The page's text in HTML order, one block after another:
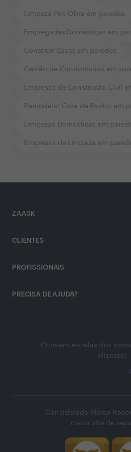
Limpeza Pós-Obra em paredes
Empregadas Domésticas em
Construir Casas em paredes
Gestão de Condomínios em
Empresas de Construção Civil
Remodelar Casa de Banho em
Limpezas Domésticas em
Empresas de Limpeza em
ZAASK
CLIENTES
PROFISSIONAIS
PRECISA DE AJUDA?
Chovem estrelas dos
clientes!
Considerada Marca
maior site de